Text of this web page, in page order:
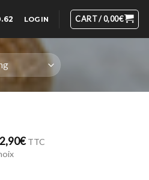
LOGIN CART /0,00€
€ TTC